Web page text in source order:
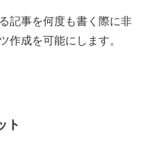
記事を何度も書く際に非
作成を可能にします。
ト